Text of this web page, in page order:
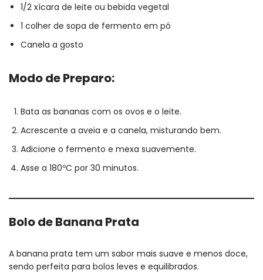
1/2 xícara de leite ou bebida vegetal
1 colher de sopa de fermento em pó
Canela a gosto
Modo de Preparo:
Bata as bananas com os ovos e o leite.
Acrescente a aveia e a canela, misturando bem.
Adicione o fermento e mexa suavemente.
Asse a 180ºC por 30 minutos.
Bolo de Banana Prata
A banana prata tem um sabor mais suave e menos doce,
sendo perfeita para bolos leves e equilibrados.